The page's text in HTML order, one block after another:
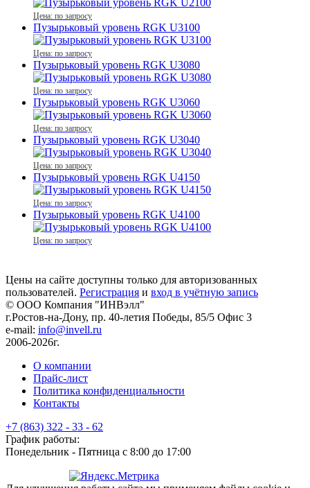
Цена: по запросу
Пузырьковый уровень RGK U3100
Цена: по запросу
Пузырьковый уровень RGK U3080
Цена: по запросу
Пузырьковый уровень RGK U3060
Цена: по запросу
Пузырьковый уровень RGK U3040
Цена: по запросу
Пузырьковый уровень RGK U4150
Цена: по запросу
Пузырьковый уровень RGK U4100
Цена: по запросу
Цены на сайте доступны только для авторизованных
пользователей. Регистрация и вход в учётную запись
© ООО Компания "ИНВэлл"
г.Ростов-на-Дону, пр. 40-летия Победы, 85/5 Офис 3
e-mail: info@invell.ru
2006-2026г.
О компании
Прайс-лист
Политика конфиденциальности
Контакты
+7 (863) 322 - 33 - 62
График работы:
Понедельник - Пятница с 8:00 до 17:00